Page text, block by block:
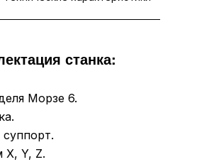
станка:
Морзе 6.
Y, Z.